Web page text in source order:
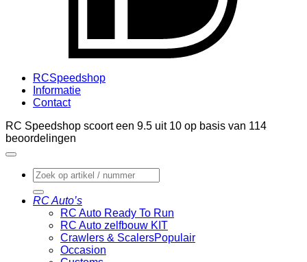
RCSpeedshop
Informatie
Contact
RC Speedshop scoort een 9.5 uit 10 op basis van 114
beoordelingen
Zoeken
naar:
RC Auto’s
RC Auto Ready To Run
RC Auto zelfbouw KIT
Crawlers & Scalers
Occasion